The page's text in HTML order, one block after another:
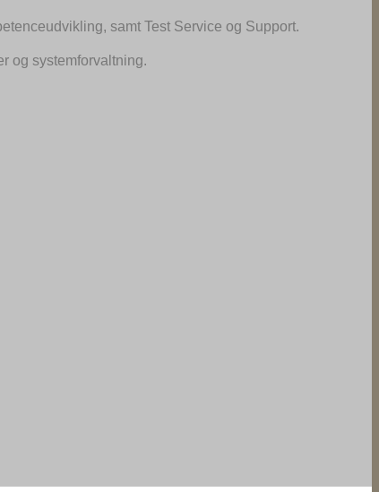
samt Test Service og Support.
og systemforvaltning.